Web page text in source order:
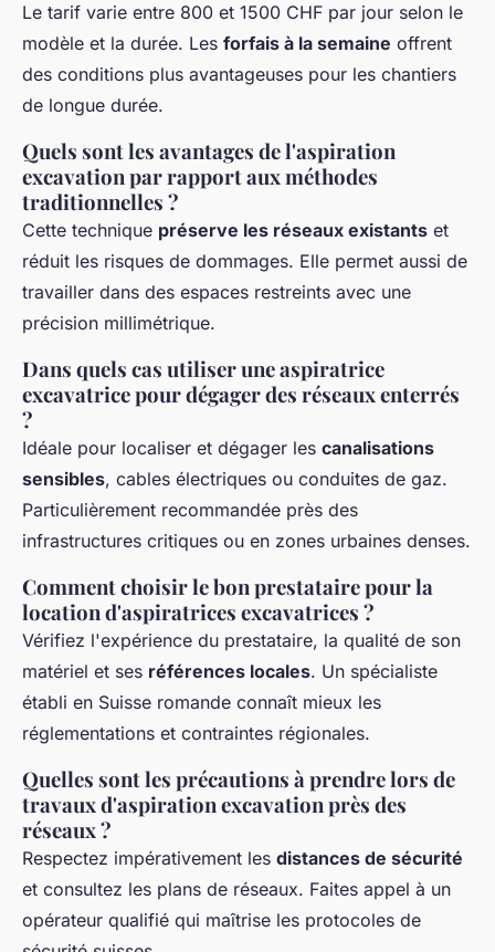
Le tarif varie entre 800 et 1500 CHF par jour selon le
modèle et la durée. Les forfais à la semaine offrent
des conditions plus avantageuses pour les chantiers
de longue durée.
Quels sont les avantages de l'aspiration
excavation par rapport aux méthodes
traditionnelles ?
Cette technique préserve les réseaux existants et
réduit les risques de dommages. Elle permet aussi de
travailler dans des espaces restreints avec une
précision millimétrique.
Dans quels cas utiliser une aspiratrice
excavatrice pour dégager des réseaux enterrés
?
Idéale pour localiser et dégager les canalisations
sensibles, cables électriques ou conduites de gaz.
Particulièrement recommandée près des
infrastructures critiques ou en zones urbaines denses.
Comment choisir le bon prestataire pour la
location d'aspiratrices excavatrices ?
Vérifiez l'expérience du prestataire, la qualité de son
matériel et ses références locales. Un spécialiste
établi en Suisse romande connaît mieux les
réglementations et contraintes régionales.
Quelles sont les précautions à prendre lors de
travaux d'aspiration excavation près des
réseaux ?
Respectez impérativement les distances de sécurité
et consultez les plans de réseaux. Faites appel à un
opérateur qualifié qui maîtrise les protocoles de